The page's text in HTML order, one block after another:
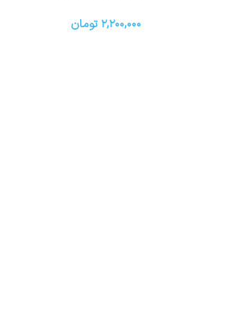
۲,۲۰۰,۰۰۰ تومان